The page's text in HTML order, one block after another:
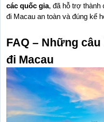
các quốc gia, đã hỗ trợ thành
đi Macau an toàn và đúng kế
FAQ – Những
đi Macau